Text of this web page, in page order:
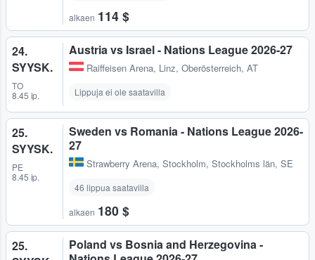
alkaen 114 $
24.
SYYSK.
TO
8.45 ip.
Austria vs Israel - Nations League 2026-27
Raiffeisen Arena, Linz, Oberösterreich, AT
Lippuja ei ole saatavilla
25.
SYYSK.
PE
8.45 ip.
Sweden vs Romania - Nations League 2026-
27
Strawberry Arena, Stockholm, Stockholms län, SE
46 lippua saatavilla
alkaen 180 $
25.
Poland vs Bosnia and Herzegovina -